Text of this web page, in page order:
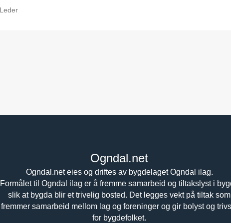
Leder
Ogndal.net
Ogndal.net eies og driftes av bygdelaget Ogndal ilag.
Formålet til Ogndal ilag er å fremme samarbeid og tiltakslyst i
slik at bygda blir et trivelig bosted. Det legges vekt på tiltak som
fremmer samarbeid mellom lag og foreninger og gir bolyst og
for bygdefolket.